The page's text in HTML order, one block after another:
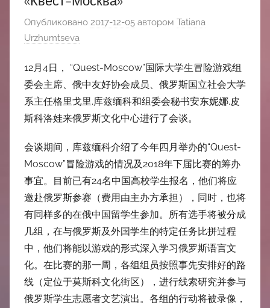
中
心
Опубликовано 2017-12-05 автором Tatiana
Urzhumtseva
12月4日， “Quest-Moscow”国际大学生冒险游戏组
委会主席、俄中友好协会成员、俄罗斯国立社会大学
系主任格里戈里.库兹缅科和组委会秘书安东妮娜.皮
斯科洛娃来俄罗斯文化中心进行了会谈。
会谈期间，库兹缅科介绍了今年四月举办的“Quest-
Moscow”冒险游戏的情况及2018年下届比赛的筹办
事宜。目前已有24名中国高校学生报名，他们将应
邀赴俄罗斯参赛（费用由主办方承担），同时，也将
有同样多的在俄中国留学生参加。所有选手将被分成
几组，在与俄罗斯及外国学生的特定任务比拼过程
中，他们将能以游戏的形式深入学习俄罗斯语言文
化。在比赛的那一周，各组组员按照事先安排好的路
线（定位于莫斯科文化街区），进行线索研究并参与
俄罗斯学生志愿者文艺演出。各组的行动将被录像，